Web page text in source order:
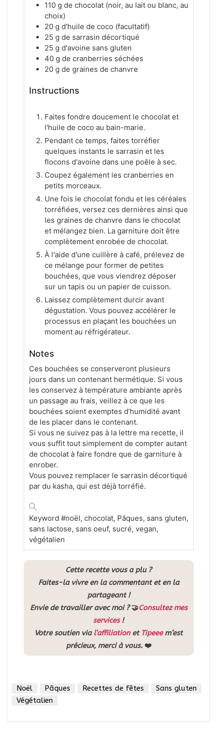
110 g de chocolat (noir, au lait ou blanc, au
choix)
20 g d'huile de coco (facultatif)
25 g de sarrasin décortiqué
25 g d'avoine sans gluten
40 g de cranberries séchées
20 g de graines de chanvre
Instructions
Faites fondre doucement le chocolat et
l'huile de coco au bain-marie.
Pendant ce temps, faites torréfier
quelques instants le sarrasin et les
flocons d'avoine dans une poêle à sec.
Coupez également les cranberries en
petits morceaux.
Une fois le chocolat fondu et les céréales
torréfiées, versez ces dernières ainsi que
les graines de chanvre dans le chocolat
et mélangez bien. La garniture doit être
complètement enrobée de chocolat.
À l'aide d'une cuillère à café, prélevez de
ce mélange pour former de petites
bouchées, que vous viendrez déposer
sur un tapis ou un papier de cuisson.
Laissez complètement durcir avant
dégustation. Vous pouvez accélérer le
processus en plaçant les bouchées un
moment au réfrigérateur.
Notes
Ces bouchées se conserveront plusieurs
jours dans un contenant hermétique. Si vous
les conservez à température ambiante après
un passage au frais, veillez à ce que les
bouchées soient exemptes d’humidité avant
de les placer dans le contenant.
Si vous ne suivez pas à la lettre ma recette, il
vous suffit tout simplement de compter autant
de chocolat à faire fondre que de garniture à
enrober.
Vous pouvez remplacer le sarrasin décortiqué
par du kasha, qui est déjà torréfié.
Keyword #noël, chocolat, Pâques, sans gluten,
sans lactose, sans oeuf, sucré, vegan,
végétalien
Cette recette vous a plu ?
Faites-la vivre en la commentant et en la
partageant !
Envie de travailler avec moi ?🤝Consultez mes
services!
Votre soutien via l’affiliationet Tipeeem’est
précieux, merci à vous. ❤️
Noël Pâques Recettes de fêtes
Sans gluten
Végétalien